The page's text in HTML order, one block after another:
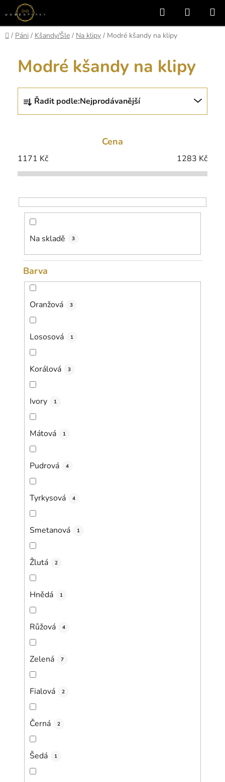
Přejít
na
obsah
Hledat
KOŠÍK
Domů
/ Páni / Kšandy/Šle / Na klipy / Modré kšandy na klipy
Modré kšandy na klipy
Ř
z
í
p
o
d
ů
Řadit podle:Nejprodávanější
Cena
1171 Kč 1283 Kč
Na skladě 3
Barva
Oranžová 3
Lososová 1
Korálová 3
Ivory 1
Mátová 1
Pudrová 4
Tyrkysová 4
Smetanová 1
Žlutá 2
Hnědá 1
Růžová 4
Zelená 7
Fialová 2
Černá 2
Šedá 1